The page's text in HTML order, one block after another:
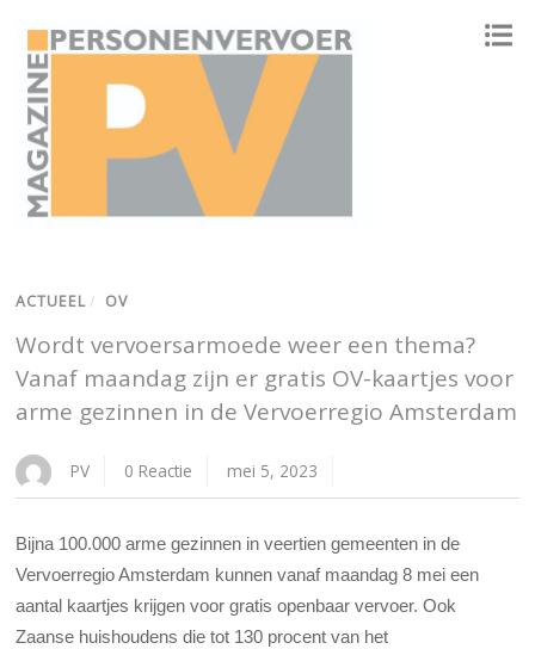
ACTUEEL / OV
Wordt vervoersarmoede weer een thema?
Vanaf maandag zijn er gratis OV-kaartjes voor
arme gezinnen in de Vervoerregio Amsterdam
PV 0 Reactie mei 5, 2023
Bijna 100.000 arme gezinnen in veertien gemeenten in de
Vervoerregio Amsterdam kunnen vanaf maandag 8 mei een
aantal kaartjes krijgen voor gratis openbaar vervoer. Ook
Zaanse huishoudens die tot 130 procent van het